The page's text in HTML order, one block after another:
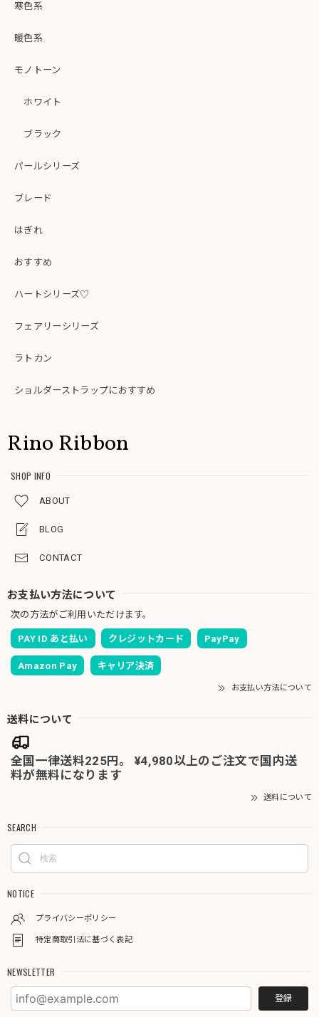
寒色系
暖色系
モノトーン
ホワイト
ブラック
パールシリーズ
ブレード
はぎれ
おすすめ
ハートシリーズ♡
フェアリーシリーズ
ラトカン
ショルダーストラップにおすすめ
Rino Ribbon
SHOP INFO
ABOUT
BLOG
CONTACT
お支払い方法について
次の方法がご利用いただけます。
PAY ID あと払い クレジットカード PayPay
Amazon Pay キャリア決済
お支払い方法について
送料について
全国一律送料225円。 ¥4,980以上のご注文で国内送
料が無料になります
送料について
SEARCH
NOTICE
プライバシーポリシー
特定商取引法に基づく表記
NEWSLETTER
登録